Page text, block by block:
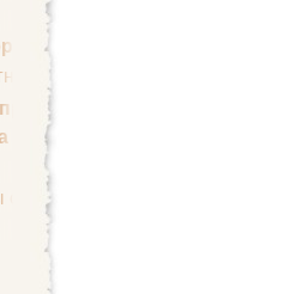
сигналов
Сенсорная рецепция